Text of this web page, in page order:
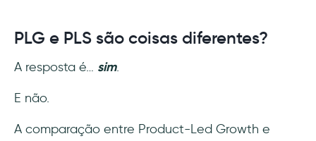
PLG e PLS são coisas diferentes?
A resposta é… sim.
E não.
A comparação entre Product-Led Growth e